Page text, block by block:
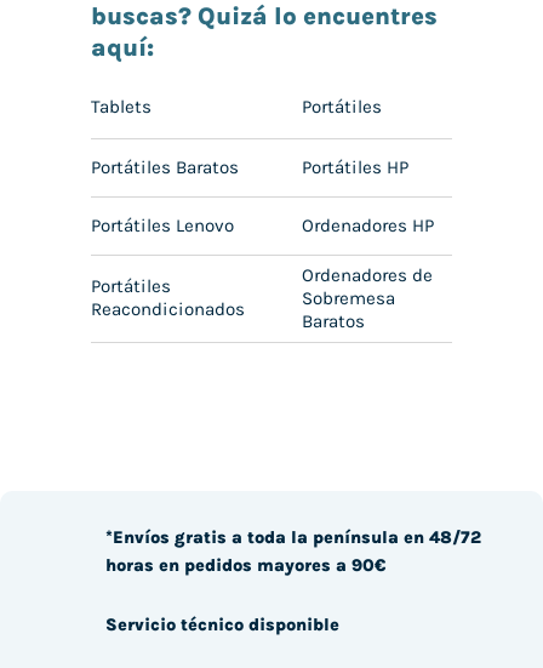
buscas? Quizá lo encuentres
aquí:
Tablets Portátiles
Portátiles Baratos Portátiles HP
Portátiles Lenovo Ordenadores HP
Portátiles
Reacondicionados
Ordenadores de
Sobremesa
Baratos
*Envíos gratis a toda la península en 48/72
horas en pedidos mayores a 90€
Servicio técnico disponible